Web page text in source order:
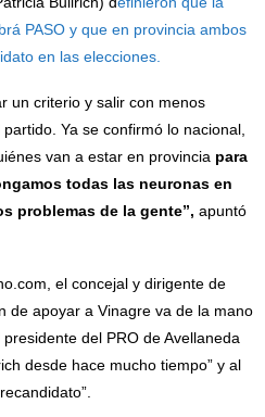
PASO y que en provincia ambos
en las elecciones.
un criterio y salir con menos
Ya se confirmó lo nacional,
van a estar en provincia para
todas las neuronas en
problemas de la gente”, apuntó
el concejal y dirigente de
de apoyar a Vinagre va de la mano
del PRO de Avellaneda
desde hace mucho tiempo” y al